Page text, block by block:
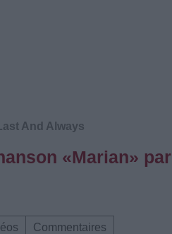
And Always
«Marian»
Commentaires